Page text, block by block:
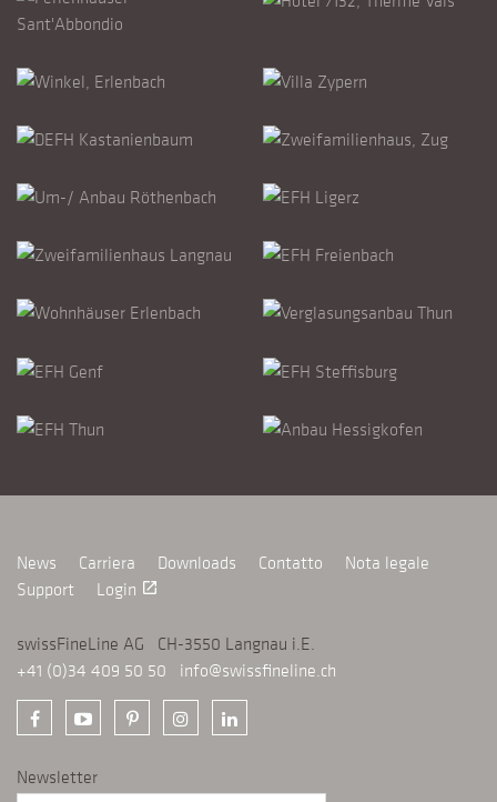
News Carriera Downloads Contatto
Nota legale
Support
Login launch
swissFineLine AG CH-3550 Langnau i.E.
+41 (0)34 409 50 50
info@swissfineline.ch
Newsletter